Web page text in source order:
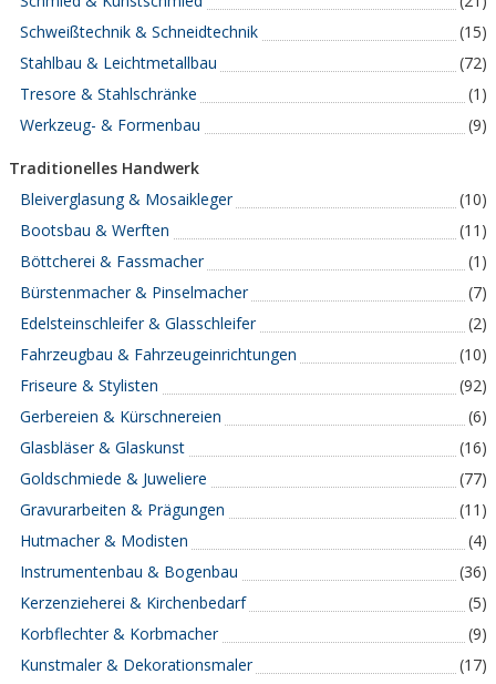
Schweißtechnik & Schneidtechnik
(15)
Stahlbau & Leichtmetallbau
(72)
Tresore & Stahlschränke
(1)
Werkzeug- & Formenbau
(9)
Traditionelles Handwerk
Bleiverglasung & Mosaikleger
(10)
Bootsbau & Werften
(11)
Böttcherei & Fassmacher
(1)
Bürstenmacher & Pinselmacher
(7)
Edelsteinschleifer & Glasschleifer
(2)
Fahrzeugbau & Fahrzeugeinrichtungen
(10)
Friseure & Stylisten
(92)
Gerbereien & Kürschnereien
(6)
Glasbläser & Glaskunst
(16)
Goldschmiede & Juweliere
(77)
Gravurarbeiten & Prägungen
(11)
Hutmacher & Modisten
(4)
Instrumentenbau & Bogenbau
(36)
Kerzenzieherei & Kirchenbedarf
(5)
Korbflechter & Korbmacher
(9)
Kunstmaler & Dekorationsmaler
(17)